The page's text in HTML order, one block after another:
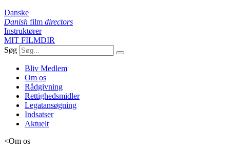
Danske
Danish film directors
Instruktører
MIT FILMDIR
Søg
Bliv Medlem
Om os
Rådgivning
Rettighedsmidler
Legatansøgning
Indsatser
Aktuelt
<Om os